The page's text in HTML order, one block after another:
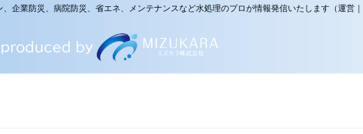
企業防災、病院防災、省エネ、メンテナンスなど水処理のプロが情報発信いたします（運営｜